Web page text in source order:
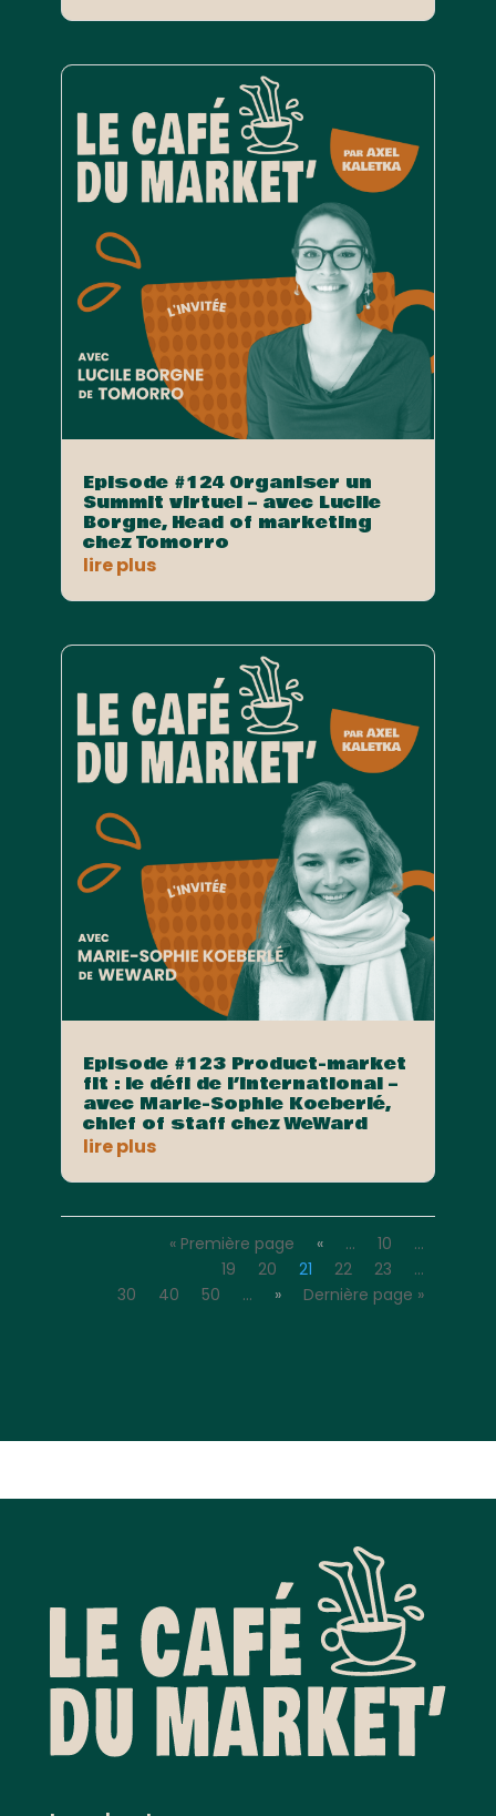
Episode #124 Organiser un
Summit virtuel – avec Lucile
Borgne, Head of marketing
chez Tomorro
lire plus
Episode #123 Product-market
fit : le défi de l’international –
avec Marie-Sophie Koeberlé,
chief of staff chez WeWard
lire plus
« Première page « … 10
…
19
20 21 22 23
…
30
40 50 … » Dernière page »